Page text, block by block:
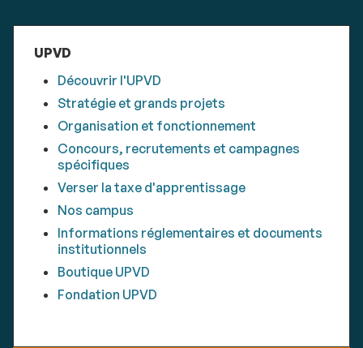
UPVD
Découvrir l'UPVD
Stratégie et grands projets
Organisation et fonctionnement
Concours, recrutements et campagnes
spécifiques
Verser la taxe d'apprentissage
Nos campus
Informations réglementaires et documents
institutionnels
Boutique UPVD
Fondation UPVD